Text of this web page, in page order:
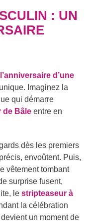
: UN
d’une
Imaginez la
qui démarre
de Bâle entre en
dès les premiers
envoûtent. Puis,
vêtement tombant
surprise fusent,
lestripteaseur à
la célébration
un moment de